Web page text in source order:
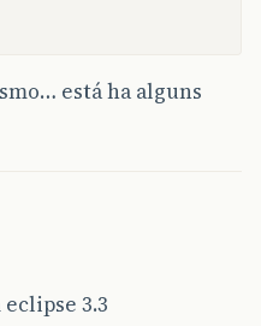
está ha alguns
3.3